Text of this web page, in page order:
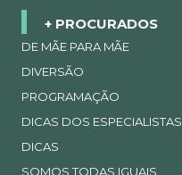
+ PROCURADOS
DE MÃE PARA MÃE
DIVERSÃO
PROGRAMAÇÃO
DICAS DOS ESPECIALISTAS
DICAS
SOMOS TODAS IGUAIS